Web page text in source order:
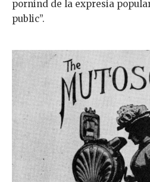
pornind de la expresia
public”.